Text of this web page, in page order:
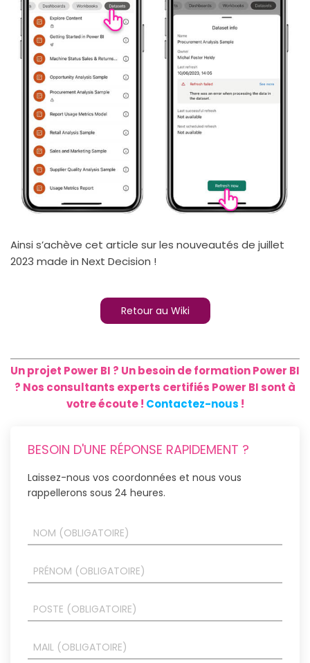
Ainsi s’achève cet article sur les nouveautés de juillet
2023 made in Next Decision !
Retour au Wiki
Un projet Power BI ? Un besoin de formation Power BI
? Nos consultants experts certifiés Power BI sont à
votre écoute ! Contactez-nous !
BESOIN D'UNE RÉPONSE RAPIDEMENT ?
Laissez-nous vos coordonnées et nous vous
rappellerons sous 24 heures.